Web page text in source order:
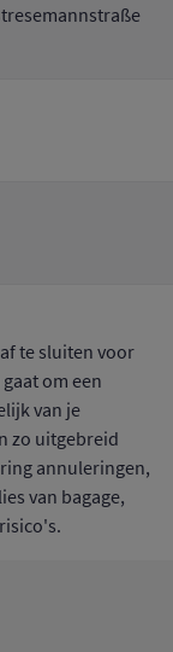
te sluiten voor
om een
van je
zo uitgebreid
annuleringen,
van bagage,